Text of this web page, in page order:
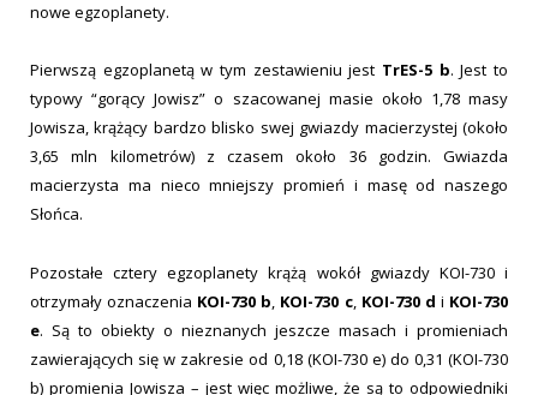
nowe egzoplanety.
Pierwszą egzoplanetą w tym zestawieniu jest TrES-5 b. Jest to
typowy “gorący Jowisz” o szacowanej masie około 1,78 masy
Jowisza, krążący bardzo blisko swej gwiazdy macierzystej (około
3,65 mln kilometrów) z czasem około 36 godzin. Gwiazda
macierzysta ma nieco mniejszy promień i masę od naszego
Słońca.
Pozostałe cztery egzoplanety krążą wokół gwiazdy KOI-730 i
otrzymały oznaczenia KOI-730 b KOI-730 c, KOI-730 d i KOI-730
e. Są to obiekty o nieznanych jeszcze masach i promieniach
zawierających się w zakresie od 0,18 (KOI-730 e) do 0,31 (KOI-730
b) promienia Jowisza – jest więc możliwe, że są to odpowiedniki